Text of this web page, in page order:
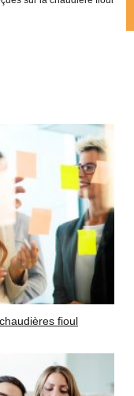
fioul